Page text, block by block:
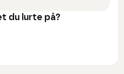
du lurte på?